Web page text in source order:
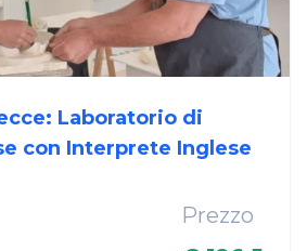
Laboratorio di
con Interprete Inglese
Prezzo